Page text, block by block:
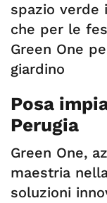
spazio verde
che per le
Green One
giardino
Posa
Perugia
Green One,
maestria
soluzioni